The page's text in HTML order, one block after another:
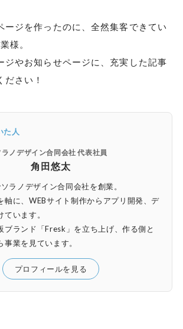
ージを作ったのに、全然集客できてい
様。
ジやお知らせページに、充実した記事
ださい！
た人
ラノデザイン合同会社 代表社員
角田悠太
ラノデザイン合同会社を創業。
軸に、WEBサイト制作からアプリ開発、デ
います。
ブランド「Fresk」を立ち上げ、作る側と
業を見ています。
プロフィールを見る